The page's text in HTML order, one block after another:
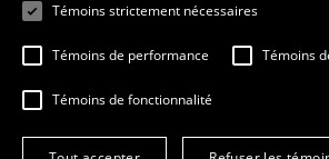
© 2026 Université Laval
Tous
Témoins strictement nécessaires
Témoins de performance Témoins
Témoins de fonctionnalité